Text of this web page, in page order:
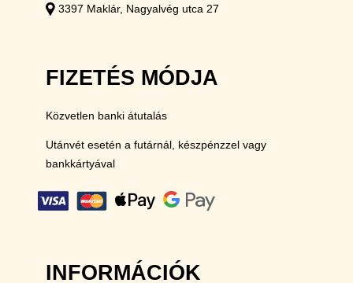
3397 Maklár, Nagyalvég utca 27
FIZETÉS MÓDJA
Közvetlen banki átutalás
Utánvét esetén a futárnál, készpénzzel vagy
bankkártyával
INFORMÁCIÓK